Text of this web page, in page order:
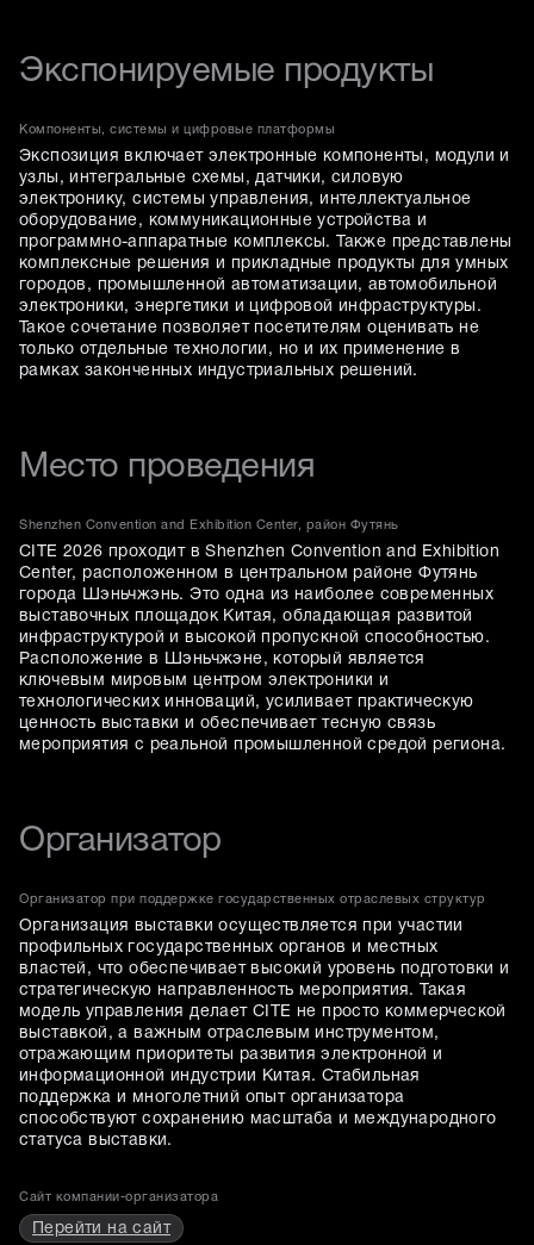
Экспонируемые продукты
Компоненты, системы и цифровые платформы
Экспозиция включает электронные компоненты, модули и
узлы, интегральные схемы, датчики, силовую
электронику, системы управления, интеллектуальное
оборудование, коммуникационные устройства и
программно-аппаратные комплексы. Также представлены
комплексные решения и прикладные продукты для умных
городов, промышленной автоматизации, автомобильной
электроники, энергетики и цифровой инфраструктуры.
Такое сочетание позволяет посетителям оценивать не
только отдельные технологии, но и их применение в
рамках законченных индустриальных решений.
Место проведения
Shenzhen Convention and Exhibition Center, район Футянь
CITE 2026 проходит в Shenzhen Convention and Exhibition
Center, расположенном в центральном районе Футянь
города Шэньчжэнь. Это одна из наиболее современных
выставочных площадок Китая, обладающая развитой
инфраструктурой и высокой пропускной способностью.
Расположение в Шэньчжэне, который является
ключевым мировым центром электроники и
технологических инноваций, усиливает практическую
ценность выставки и обеспечивает тесную связь
мероприятия с реальной промышленной средой региона.
Организатор
Организатор при поддержке государственных отраслевых структур
Организация выставки осуществляется при участии
профильных государственных органов и местных
властей, что обеспечивает высокий уровень подготовки и
стратегическую направленность мероприятия. Такая
модель управления делает CITE не просто коммерческой
выставкой, а важным отраслевым инструментом,
отражающим приоритеты развития электронной и
информационной индустрии Китая. Стабильная
поддержка и многолетний опыт организатора
способствуют сохранению масштаба и международного
статуса выставки.
Сайт компании-организатора
Перейти на сайт